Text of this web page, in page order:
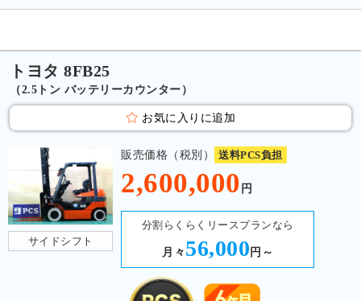
トヨタ 8FB25
（2.5トン バッテリーカウンター）
お気に入りに追加
サイドシフト
販売価格（税別） 送料PCS負担
2,600,000 円
分割らくらくリースプランなら
月々 56,000 円～